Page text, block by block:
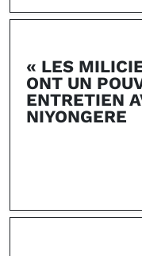
« LES
ONT UN
ENTRETIEN
NIYONGERE